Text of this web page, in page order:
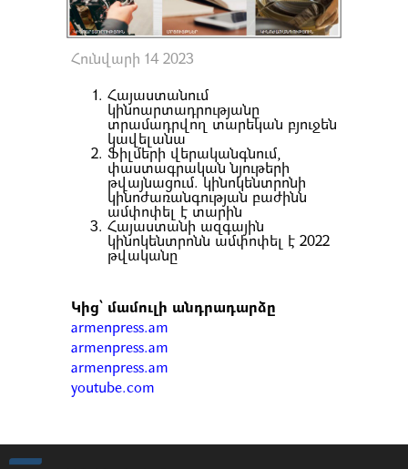
Հունվարի 14 2023
Հայաստանում
կինոարտադրությանը
տրամադրվող տարեկան բյուջեն
կավելանա
Ֆիլմերի վերականգնում,
փաստագրական նյութերի
թվայնացում. կինոկենտրոնի
կինոժառանգության բաժինն
ամփոփել է տարին
Հայաստանի ազգային
կինոկենտրոնն ամփոփել է 2022
թվականը
Կից՝ մամուլի անդրադարձը
armenpress.am
armenpress.am
armenpress.am
youtube.com